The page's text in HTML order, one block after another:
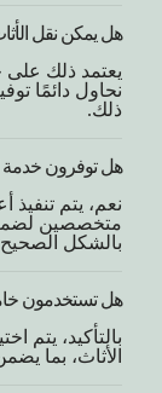
هل يمكن نقل
يعتمد ذلك على
نحاول دائمًا
ذلك.
هل توفرون خدمة
نعم، يتم
متخصصين
بالشكل
هل تستخدمون
بالتأكيد، يتم
الأثاث، بما